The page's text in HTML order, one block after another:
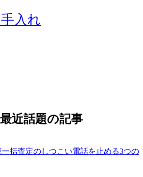
入れ
最近話題の記事
括査定のしつこい電話を止める3つの